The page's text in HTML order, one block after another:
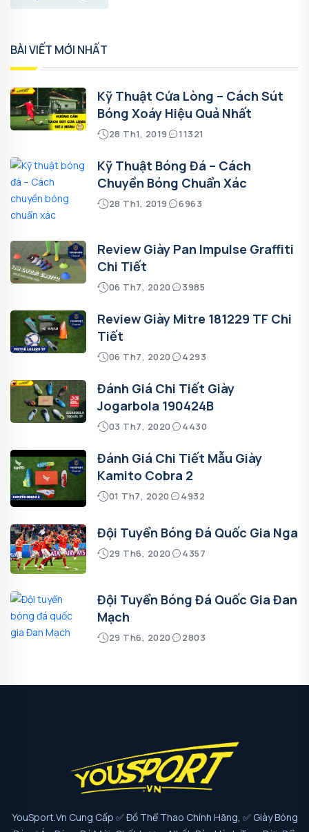
BÀI VIẾT MỚI NHẤT
Kỹ Thuật Cứa Lòng – Cách Sút
Bóng Xoáy Hiệu Quả Nhất
28 Th1, 2019 11321
Kỹ Thuật Bóng Đá – Cách
Chuyền Bóng Chuẩn Xác
28 Th1, 2019 6963
Review Giày Pan Impulse Graffiti
Chi Tiết
06 Th7, 2020 3985
Review Giày Mitre 181229 TF Chi
Tiết
06 Th7, 2020 4293
Đánh Giá Chi Tiết Giày
Jogarbola 190424B
03 Th7, 2020 4430
Đánh Giá Chi Tiết Mẫu Giày
Kamito Cobra 2
01 Th7, 2020 4932
Đội Tuyển Bóng Đá Quốc Gia Nga
29 Th6, 2020 4357
Đội Tuyển Bóng Đá Quốc Gia Đan
Mạch
29 Th6, 2020 2803
YouSport.vn Cung Cấp ✅ Đồ Thể Thao Chính Hãng, ✅ Giày Bóng